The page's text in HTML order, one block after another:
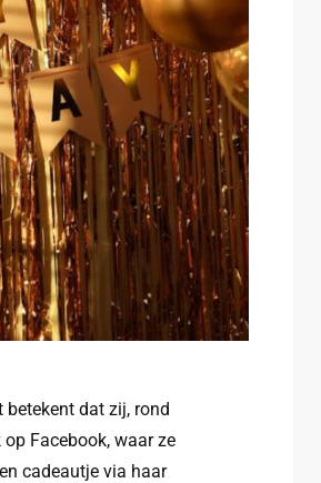
betekent dat zij, rond
Facebook, waar ze
cadeautje via haar